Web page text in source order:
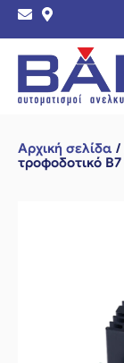
Αρχική σελίδα /
τροφοδοτικό Β7